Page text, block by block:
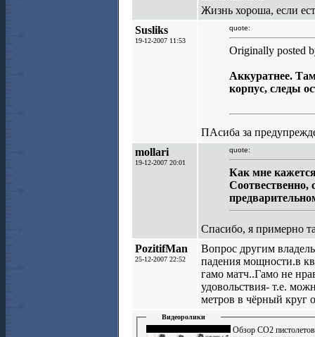
Жизнь хороша, если
Susliks
19-12-2007 11:53
quote:
Originally posted
Аккуратнее.
корпус, следы
ПАсиба за
mollari
19-12-2007 20:01
quote:
Как мне
Соотвественно,
Спасибо, я примерно
PozitifMan
25-12-2007 22:52
Вопрос другим
падения мощности.в
гамо матч..Гамо не
удовольствия- т.е.
метров в чёрный круг
Видеоролики
Обзор СО2 пистолетов